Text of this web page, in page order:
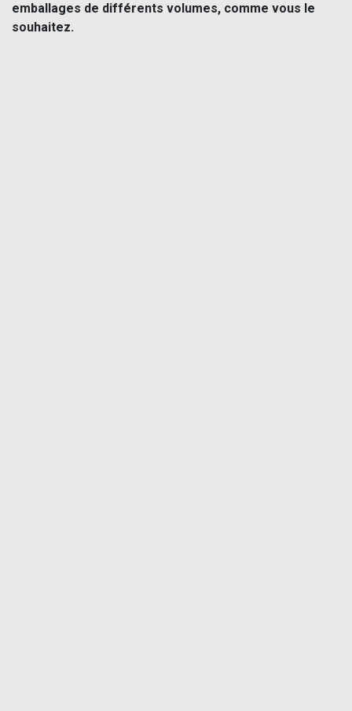
emballages de différents volumes, comme vous le
souhaitez.